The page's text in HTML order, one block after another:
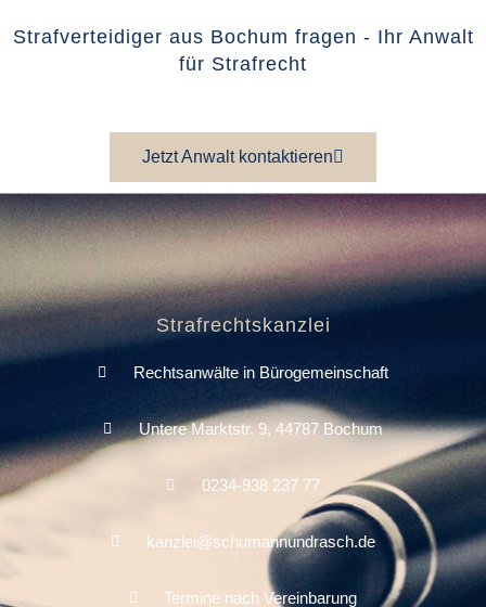
Strafverteidiger aus Bochum fragen - Ihr Anwalt
für Strafrecht
Jetzt Anwalt kontaktieren
Strafrechtskanzlei
Rechtsanwälte in Bürogemeinschaft
Untere Marktstr. 9, 44787 Bochum
0234-938 237 77
kanzlei@schumannundrasch.de
Termine nach Vereinbarung